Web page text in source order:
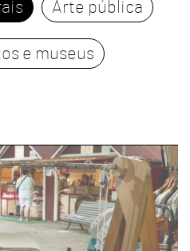
Arte pública
e museus